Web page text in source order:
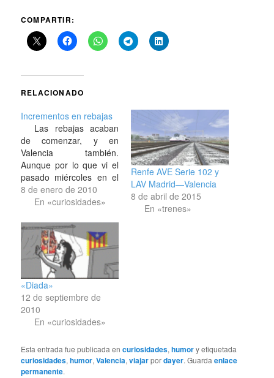
COMPARTIR:
RELACIONADO
Incrementos en rebajas
Las rebajas acaban
de comenzar, y en
Valencia también.
Aunque por lo que vi el
pasado miércoles en el
escaparate de una de
las tiendas Camper de
dudas. Quizás sea una
campaña más de
publicidad para estas
fechas. :-P
8 de enero de 2010
En «curiosidades»
Renfe AVE Serie 102 y
LAV Madrid—Valencia
8 de abril de 2015
En «trenes»
«Diada»
12 de septiembre de
2010
En «curiosidades»
Esta entrada fue publicada encuriosidades,humory etiquetada
curiosidades,humor,Valencia,viajarpordayer. Guardaenlace
permanente.